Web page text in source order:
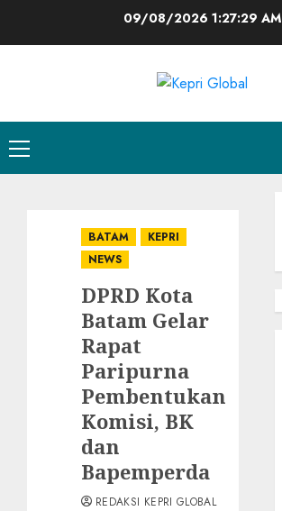
09/08/2026 1:27:30 AM
Primary
Menu
BATAM
KEPRI
NEWS
DPRD Kota
Batam Gelar
Rapat
Paripurna
Pembentukan
Komisi, BK
dan
Bapemperda
REDAKSI KEPRI GLOBAL